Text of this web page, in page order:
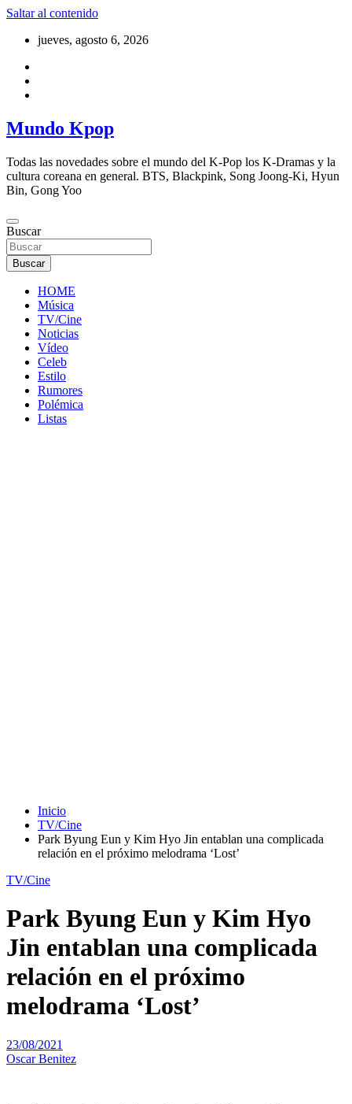
Saltar al contenido
jueves, agosto 6, 2026
Mundo Kpop
Todas las novedades sobre el mundo del K-Pop los K-Dramas y la
cultura coreana en general. BTS, Blackpink, Song Joong-Ki, Hyun
Bin, Gong Yoo
Buscar
Buscar
HOME
Música
TV/Cine
Noticias
Vídeo
Celeb
Estilo
Rumores
Polémica
Listas
Inicio
TV/Cine
Park Byung Eun y Kim Hyo Jin entablan una complicada
relación en el próximo melodrama ‘Lost’
TV/Cine
Park Byung Eun y Kim Hyo
Jin entablan una complicada
relación en el próximo
melodrama ‘Lost’
23/08/2021
Oscar Benitez